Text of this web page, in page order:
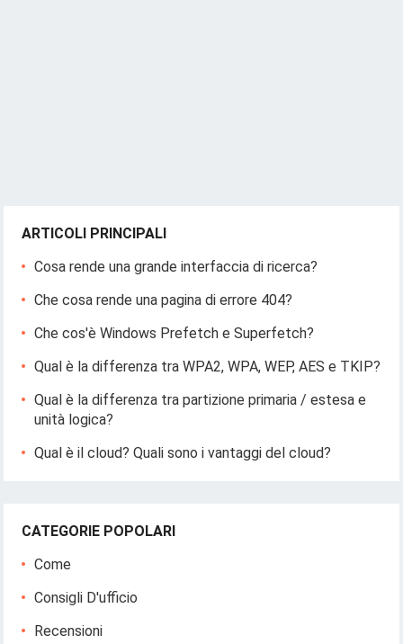
ARTICOLI PRINCIPALI
Cosa rende una grande interfaccia di ricerca?
Che cosa rende una pagina di errore 404?
Che cos'è Windows Prefetch e Superfetch?
Qual è la differenza tra WPA2, WPA, WEP, AES e TKIP?
Qual è la differenza tra partizione primaria / estesa e
unità logica?
Qual è il cloud? Quali sono i vantaggi del cloud?
CATEGORIE POPOLARI
Come
Consigli D'ufficio
Recensioni